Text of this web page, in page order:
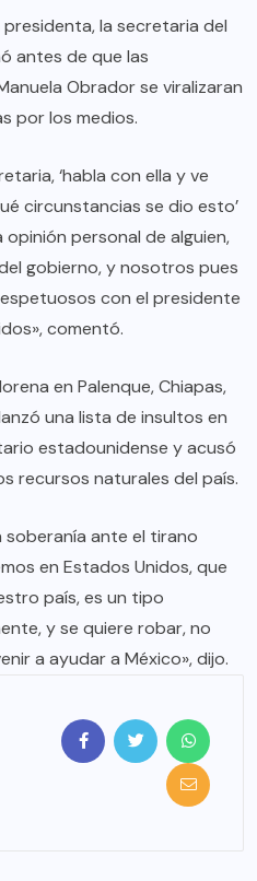
la secretaria del
antes de que las
Obrador se viralizaran
por los medios.
‘habla con ella y ve
circunstancias se dio esto’
opinión personal de alguien,
gobierno, y nosotros pues
con el presidente
comentó.
en Palenque, Chiapas,
una lista de insultos en
estadounidense y acusó
recursos naturales del país.
soberanía ante el tirano
en Estados Unidos, que
país, es un tipo
y se quiere robar, no
a ayudar a México», dijo.